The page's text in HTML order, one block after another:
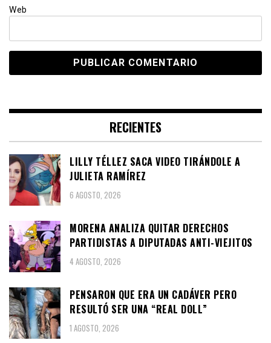
Web
RECIENTES
LILLY TÉLLEZ SACA VIDEO TIRÁNDOLE A
JULIETA RAMÍREZ
6 AGOSTO, 2026
MORENA ANALIZA QUITAR DERECHOS
PARTIDISTAS A DIPUTADAS ANTI-VIEJITOS
4 AGOSTO, 2026
PENSARON QUE ERA UN CADÁVER PERO
RESULTÓ SER UNA “REAL DOLL”
1 AGOSTO, 2026